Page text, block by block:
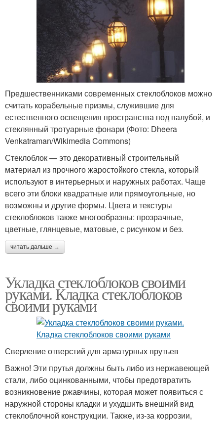
Предшественниками современных стеклоблоков можно
считать корабельные призмы, служившие для
естественного освещения пространства под палубой, и
стеклянный тротуарные фонари (Фото: Dheera
Venkatraman/Wikimedia Commons)
Стеклоблок — это декоративный строительный
материал из прочного жаростойкого стекла, который
используют в интерьерных и наружных работах. Чаще
всего эти блоки квадратные или прямоугольные, но
возможны и другие формы. Цвета и текстуры
стеклоблоков также многообразны: прозрачные,
цветные, глянцевые, матовые, с рисунком и без.
читать дальше →
Укладка стеклоблоков своими
руками. Кладка стеклоблоков
своими руками
Сверление отверстий для арматурных прутьев
Важно! Эти прутья должны быть либо из нержавеющей
стали, либо оцинкованными, чтобы предотвратить
возникновение ржавчины, которая может появиться с
наружной стороны кладки и ухудшить внешний вид
стеклоблочной конструкции. Также, из-за коррозии,